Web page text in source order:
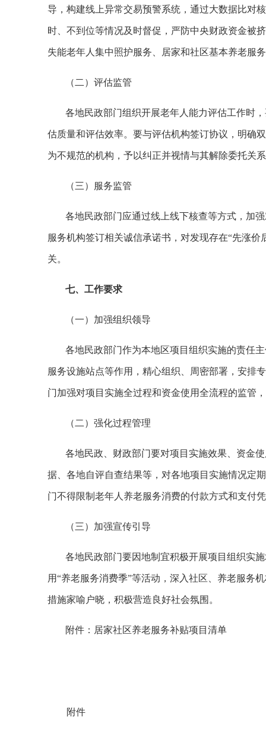
导，构建线上异常交易预警系统，通过大数据比对
时、不到位等情况及时督促，严防中央财政资金被
失能老年人集中照护服务、居家和社区基本养老服
（二）评估监管
各地民政部门组织开展老年人能力评估工作时
估质量和评估效率。要与评估机构签订协议，明确
为不规范的机构，予以纠正并视情与其解除委托关
（三）服务监管
各地民政部门应通过线上线下核查等方式，加
服务机构签订相关诚信承诺书，对发现存在“先涨
关。
七、工作要求
（一）加强组织领导
各地民政部门作为本地区项目组织实施的责任
服务设施站点等作用，精心组织、周密部署，安排
门加强对项目实施全过程和资金使用全流程的监管
（二）强化过程管理
各地民政、财政部门要对项目实施效果、资金
据、各地自评自查结果等，对各地项目实施情况定
门不得限制老年人养老服务消费的付款方式和支付
（三）加强宣传引导
各地民政部门要因地制宜积极开展项目组织实
用“养老服务消费季”等活动，深入社区、养老服务
措施家喻户晓，积极营造良好社会氛围。
附件：居家社区养老服务补贴项目清单
附件